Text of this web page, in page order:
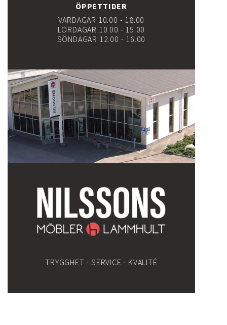
ÖPPETTIDER
VARDAGAR 10.00 - 18.00
LÖRDAGAR 10.00 - 15.00
SÖNDAGAR 12.00 - 16.00
TRYGGHET - SERVICE - KVALITÉ